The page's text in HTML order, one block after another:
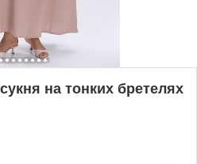
на тонких бретелях